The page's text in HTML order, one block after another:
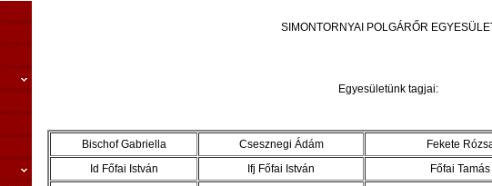
SIMONTORNYAI POLGÁRŐR
Egyesületünk tagjai:
Bischof Gabriella Csesznegi Ádám
Fekete
Id Főfai István
Ifj Főfai István
Főfai Tamás